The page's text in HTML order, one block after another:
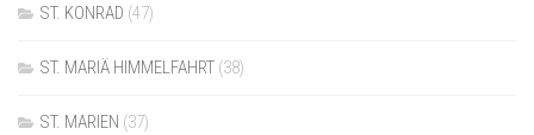
ST. KONRAD (47)
ST. MARIÄ HIMMELFAHRT (38)
ST. MARIEN (37)